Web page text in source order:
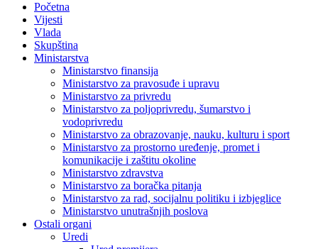
Početna
Vijesti
Vlada
Skupština
Ministarstva
Ministarstvo finansija
Ministarstvo za pravosuđe i upravu
Ministarstvo za privredu
Ministarstvo za poljoprivredu, šumarstvo i
vodoprivredu
Ministarstvo za obrazovanje, nauku, kulturu i sport
Ministarstvo za prostorno uređenje, promet i
komunikacije i zaštitu okoline
Ministarstvo zdravstva
Ministarstvo za boračka pitanja
Ministarstvo za rad, socijalnu politiku i izbjeglice
Ministarstvo unutrašnjih poslova
Ostali organi
Uredi